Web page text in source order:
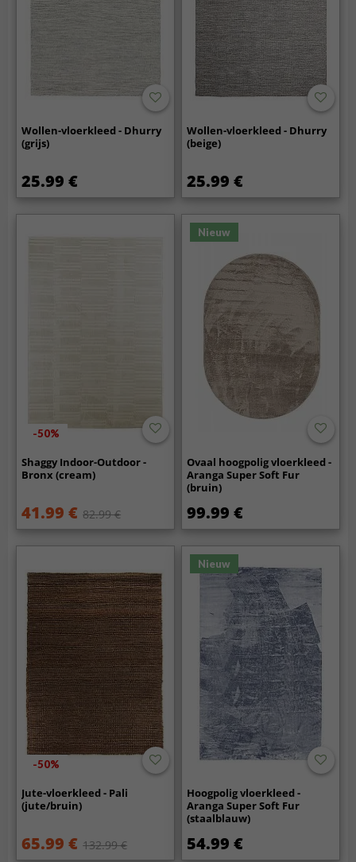
Wollen-vloerkleed - Dhurry
(grijs)
25.99 €
Wollen-vloerkleed - Dhurry
(beige)
25.99 €
-50%
Shaggy Indoor-Outdoor -
Bronx (cream)
41.99 € 82.99 €
Nieuw
Ovaal hoogpolig vloerkleed -
Aranga Super Soft Fur
(bruin)
99.99 €
-50%
Jute-vloerkleed - Pali
(jute/bruin)
65.99 € 132.99 €
Nieuw
Hoogpolig vloerkleed -
Aranga Super Soft Fur
(staalblauw)
54.99 €